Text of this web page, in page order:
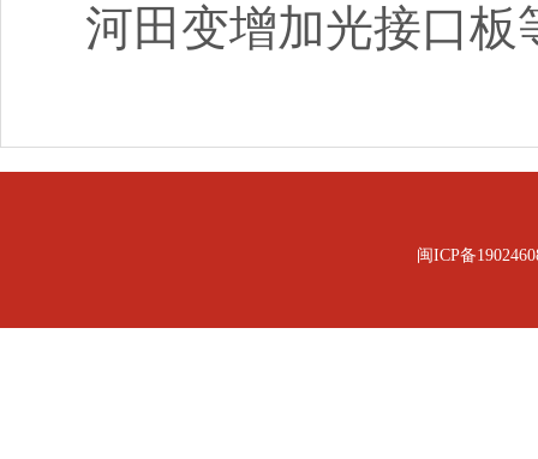
河田变增加光接口板
闽ICP备